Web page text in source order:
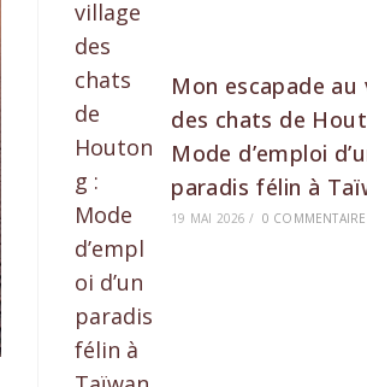
Mon escapade au
des chats de
Mode d’emploi
paradis félin à
19 MAI 2026 / 0 COMMENTAIRE